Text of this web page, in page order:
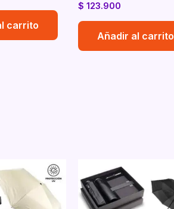
carrito
$ 123.900
Añadir al carrito